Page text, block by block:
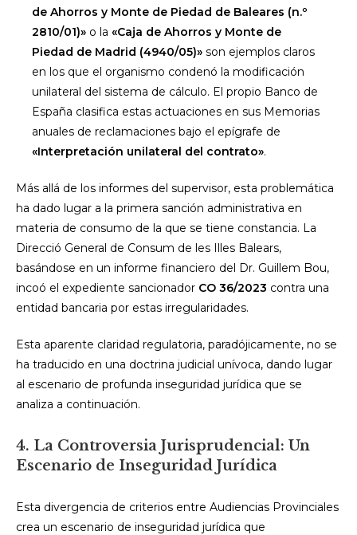
de Ahorros y Monte de Piedad de Baleares (n.º
2810/01)» o la «Caja de Ahorros y Monte de
Piedad de Madrid (4940/05)» son ejemplos claros
en los que el organismo condenó la modificación
unilateral del sistema de cálculo. El propio Banco de
España clasifica estas actuaciones en sus Memorias
anuales de reclamaciones bajo el epígrafe de
«Interpretación unilateral del contrato».
Más allá de los informes del supervisor, esta problemática
ha dado lugar a la primera sanción administrativa en
materia de consumo de la que se tiene constancia. La
Direcció General de Consum de les Illes Balears,
basándose en un informe financiero del Dr. Guillem Bou,
incoó el expediente sancionador CO 36/2023 contra una
entidad bancaria por estas irregularidades.
Esta aparente claridad regulatoria, paradójicamente, no se
ha traducido en una doctrina judicial unívoca, dando lugar
al escenario de profunda inseguridad jurídica que se
analiza a continuación.
4. La Controversia Jurisprudencial: Un
Escenario de Inseguridad Jurídica
Esta divergencia de criterios entre Audiencias Provinciales
crea un escenario de inseguridad jurídica que